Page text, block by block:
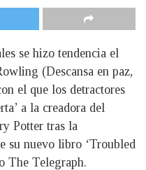
se hizo tendencia el
(Descansa en paz,
el que los detractores
a la creadora del
Potter tras la
su nuevo libro ‘Troubled
The Telegraph.